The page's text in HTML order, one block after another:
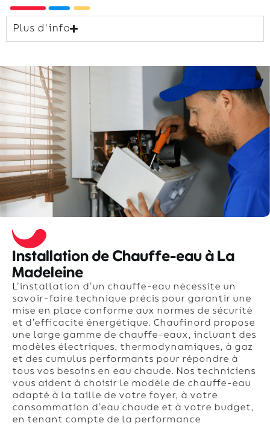
Plus d'info
Installation de Chauffe-eau à La
Madeleine
L’installation d’un chauffe-eau nécessite un
savoir-faire technique précis pour garantir une
mise en place conforme aux normes de sécurité
et d’efficacité énergétique. Chaufinord propose
une large gamme de chauffe-eaux, incluant des
modèles électriques, thermodynamiques, à gaz
et des cumulus performants pour répondre à
tous vos besoins en eau chaude. Nos techniciens
vous aident à choisir le modèle de chauffe-eau
adapté à la taille de votre foyer, à votre
consommation d’eau chaude et à votre budget,
en tenant compte de la performance